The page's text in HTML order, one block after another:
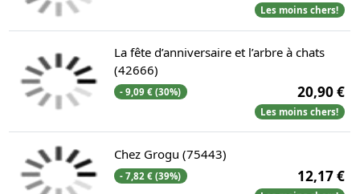
Les moins chers!
La fête d’anniversaire et l’arbre à chats
(42666)
- 9,09 € (30%) 20,90 €
Les moins chers!
Chez Grogu (75443)
- 7,82 € (39%) 12,17 €